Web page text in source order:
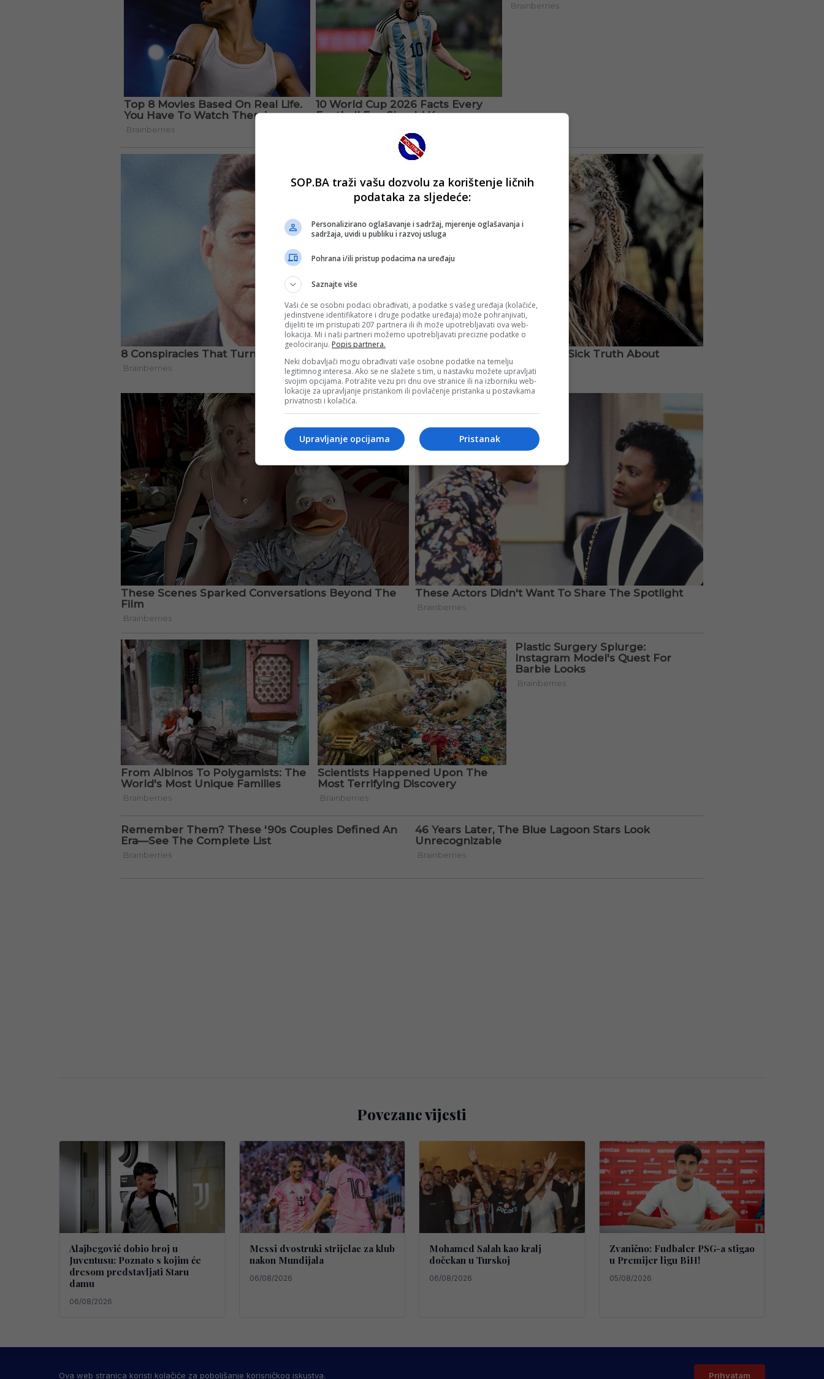
Povezane vijesti
Alajbegović dobio broj u
Juventusu: Poznato s kojim će
dresom predstavljati Staru
damu
06/08/2026
Messi dvostruki strijelac za klub
nakon Mundijala
06/08/2026
Mohamed Salah kao kralj
dočekan u Turskoj
06/08/2026
Zvanično: Fudbaler PSG-a stigao
u Premijer ligu BiH!
05/08/2026
Sve Osim Politike PRAVILA PRIVATNOSTI MARKETING © 2026 Sve Osim Politike. Sva prava zadržana.
Ova web stranica koristi kolačiće za poboljšanje korisničkog iskustva. Prihvatam
SOP.BA traži vašu dozvolu za korištenje ličnih
podataka za sljedeće:
Personalizirano oglašavanje i sadržaj, mjerenje oglašavanja i
sadržaja, uvidi u publiku i razvoj usluga
Pohrana i/ili pristup podacima na uređaju
Saznajte više
Vaši će se osobni podaci obrađivati, a podatke s vašeg uređaja (kolačiće,
jedinstvene identifikatore i druge podatke uređaja) može pohranjivati,
dijeliti te im pristupati 207 partnera ili ih može upotrebljavati ova web-
lokacija. Mi i naši partneri možemo upotrebljavati precizne podatke o
geolociranju. Popis partnera.
Neki dobavljači mogu obrađivati vaše osobne podatke na temelju
legitimnog interesa. Ako se ne slažete s tim, u nastavku možete upravljati
svojim opcijama. Potražite vezu pri dnu ove stranice ili na izborniku web-
lokacije za upravljanje pristankom ili povlačenje pristanka u postavkama
privatnosti i kolačića.
Pristanak
Upravljanje opcijama